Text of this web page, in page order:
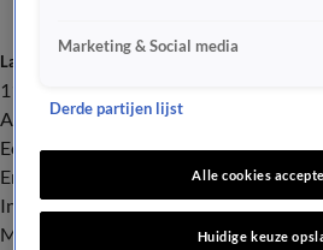
Laatste nieuws
112
Advies & Tips
Economie
Entertainment
Infrastructuur
Milieu en Gezondheid
Marketing & Social media
Derde partijen lijst
Alle cookies
Huidige keuze